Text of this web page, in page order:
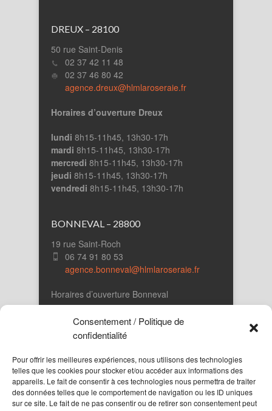
Consentement / Politique de
confidentialité
Pour offrir les meilleures expériences, nous utilisons des technologies
telles que les cookies pour stocker et/ou accéder aux informations des
appareils. Le fait de consentir à ces technologies nous permettra de traiter
des données telles que le comportement de navigation ou les ID uniques
sur ce site. Le fait de ne pas consentir ou de retirer son consentement peut
DREUX – 28100
50 rue Saint-Denis
02 37 42 11 48
02 37 46 80 42
agence.dreux@hlmlaroseraie.fr
Horaires d’ouverture Dreux
lundi 8h15-11h45, 13h30-17h
mardi 8h15-11h45, 13h30-17h
mercredi 8h15-11h45, 13h30-17h
jeudi 8h15-11h45, 13h30-17h
vendredi 8h15-11h45, 13h30-17h
BONNEVAL – 28800
19 rue Saint-Roch
06 74 91 80 53
agence.bonneval@hlmlaroseraie.fr
Horaires d’ouverture Bonneval
9h00 à 12h00
14h00 à 16h30
Autres liens
Contact Chartres (siège)